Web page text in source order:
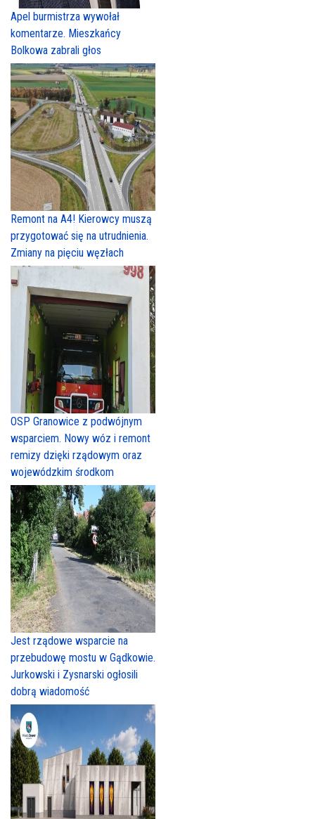
Apel burmistrza wywołał
komentarze. Mieszkańcy
Bolkowa zabrali głos
Remont na A4! Kierowcy muszą
przygotować się na utrudnienia.
Zmiany na pięciu węzłach
OSP Granowice z podwójnym
wsparciem. Nowy wóz i remont
remizy dzięki rządowym oraz
wojewódzkim środkom
Jest rządowe wsparcie na
przebudowę mostu w Gądkowie.
Jurkowski i Zysnarski ogłosili
dobrą wiadomość